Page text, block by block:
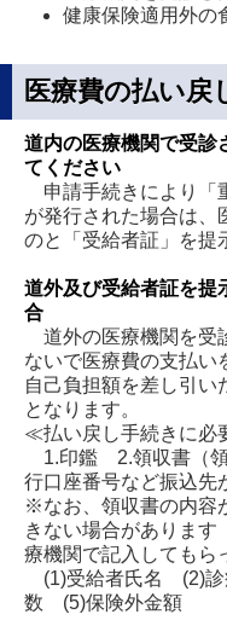
健康保険適用外の
医療費の払い戻
道内の医療機関で受診
てください
申請手続きにより「
が発行された場合は、
のと「受給者証」を提
道外及び受給者証を提
合
道外の医療機関を受
ないで医療費の支払い
自己負担額を差し引い
となります。
≪払い戻し手続きに必
1.印鑑 2.領収書（領
行口座番号など振込先
※なお、領収書の内容
きない場合があります
療機関で記入してもら
(1)受給者氏名 (2)
数 (5)保険外金額